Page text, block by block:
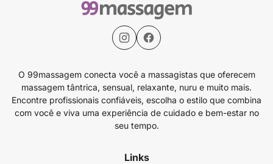
O 99massagem conecta você a massagistas que oferecem
massagem tântrica, sensual, relaxante, nuru e muito mais.
Encontre profissionais confiáveis, escolha o estilo que combina
com você e viva uma experiência de cuidado e bem-estar no
seu tempo.
Links